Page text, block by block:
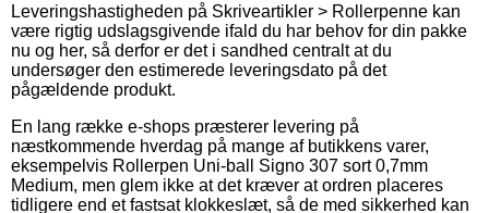
Leveringshastigheden på Skriveartikler > Rollerpenne kan
være rigtig udslagsgivende ifald du har behov for din pakke
nu og her, så derfor er det i sandhed centralt at du
undersøger den estimerede leveringsdato på det
pågældende produkt.
En lang række e-shops præsterer levering på
næstkommende hverdag på mange af butikkens varer,
eksempelvis Rollerpen Uni-ball Signo 307 sort 0,7mm
Medium, men glem ikke at det kræver at ordren placeres
tidligere end et fastsat klokkeslæt, så de med sikkerhed kan